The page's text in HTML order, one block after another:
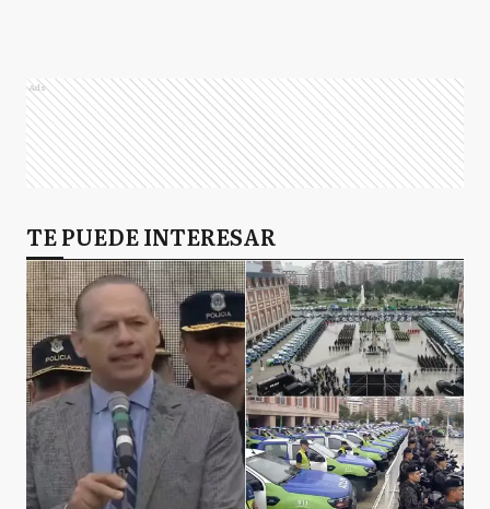
Ads
TE PUEDE INTERESAR